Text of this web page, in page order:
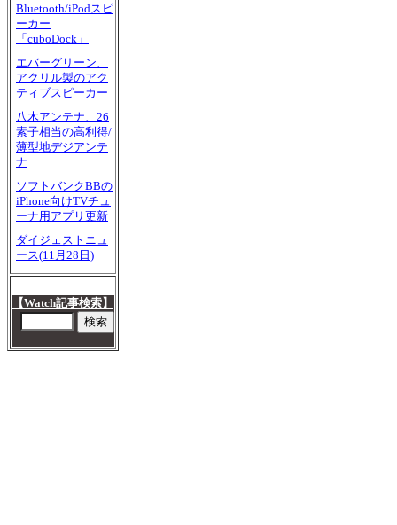
Bluetooth/iPodスピ
ーカー
「cuboDock」
エバーグリーン、
アクリル製のアク
ティブスピーカー
八木アンテナ、26
素子相当の高利得/
薄型地デジアンテ
ナ
ソフトバンクBBの
iPhone向けTVチュ
ーナ用アプリ更新
ダイジェストニュ
ース(11月28日)
【Watch記事検索】